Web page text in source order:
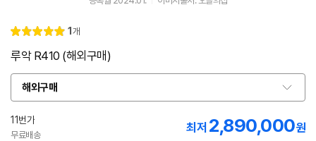
별
5.
리
1 개
루악 R410 (해외구매)
해외구매
옵
션
선
택
11번가
무료배송
최저 2,890,000원